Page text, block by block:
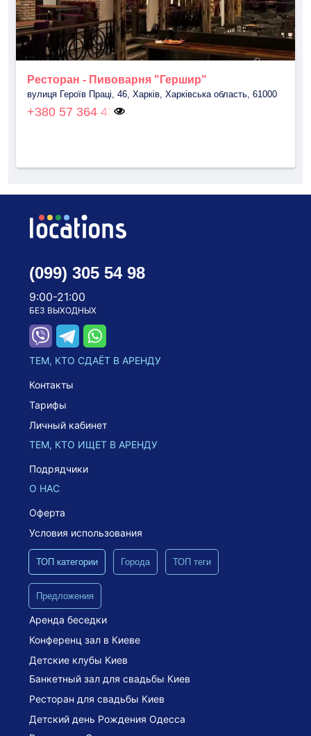
Ресторан - Пивоварня "Гершир"
вулиця Героїв Праці, 46, Харків, Харківська область, 61000
+380 57 364 43
(099) 305 54 98
9:00-21:00
БЕЗ ВЫХОДНЫХ
ТЕМ, КТО СДАЁТ В АРЕНДУ
Контакты
Тарифы
Личный кабинет
ТЕМ, КТО ИЩЕТ В АРЕНДУ
Подрядчики
О НАС
Оферта
Условия использования
ТОП категории Города ТОП теги
Предложения
Аренда беседки
Конференц зал в Киеве
Детские клубы Киев
Банкетный зал для свадьбы Киев
Ресторан для свадьбы Киев
Детский день Рождения Одесса